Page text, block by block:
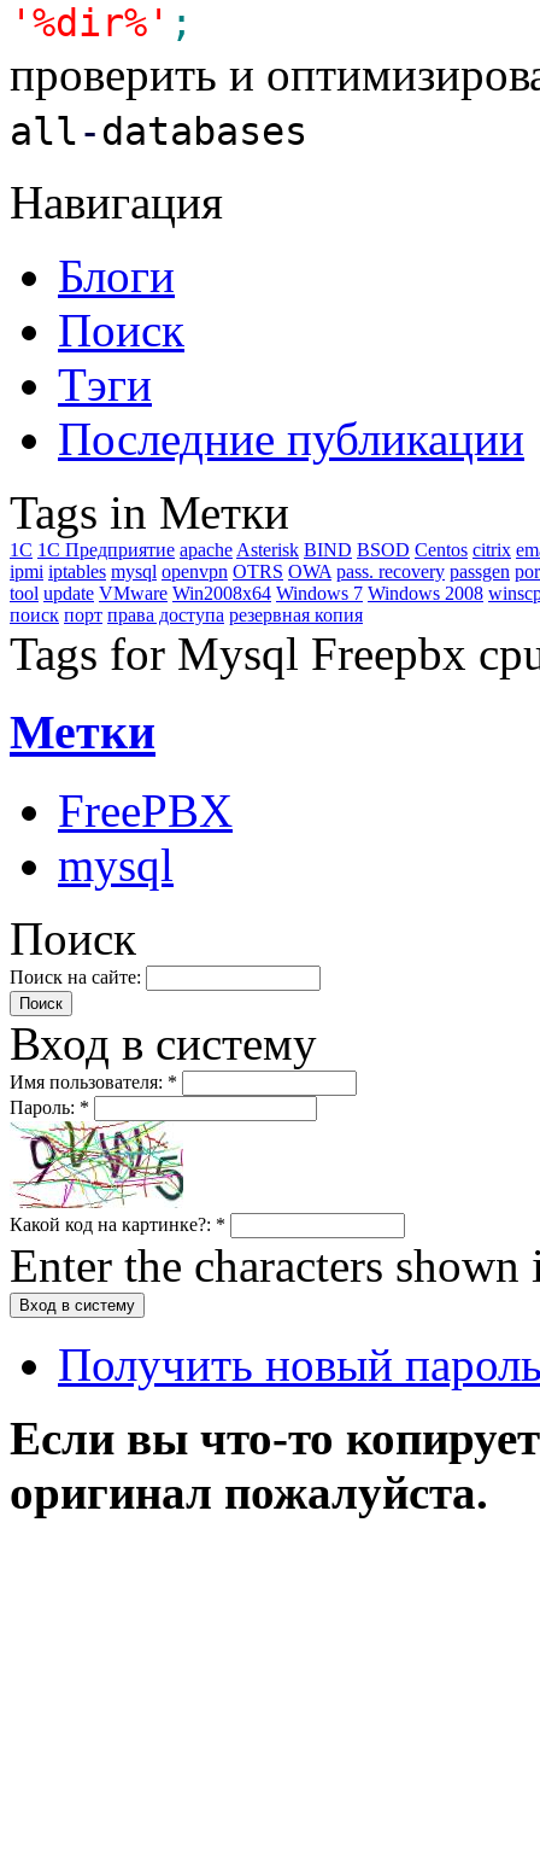
'%dir%' ;
проверить и
all-databases
Навигация
Блоги
Поиск
Тэги
Последние публикации
Tags in Метки
1C 1С Предприятие apache Asterisk BIND BSOD Centos citrix
ipmi iptables mysql openvpn OTRS OWA pass. recovery passgen
tool update VMware Win2008x64 Windows 7 Windows 2008
поиск порт права доступа резервная копия
Tags for Mysql Freepbx
Метки
FreePBX
mysql
Поиск
Поиск на сайте:
Вход в систему
Имя пользователя: *
Пароль: *
Какой код на картинке?: *
Enter the characters shown
Получить новый
Если вы что-то
оригинал пожалуйста.